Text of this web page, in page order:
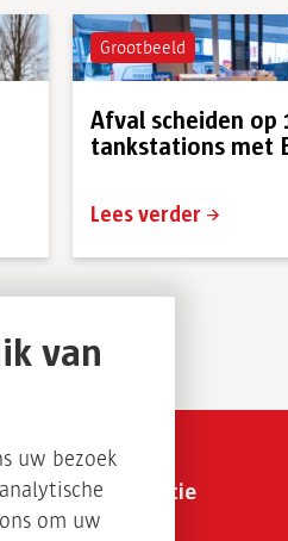
Grootbeeld
Afval scheiden op
tankstations met
Lees verder
Organisatie
van
uw bezoek
om uw